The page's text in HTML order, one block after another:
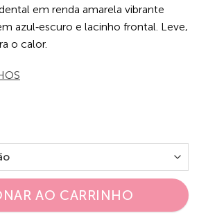
em renda amarela vibrante
azul‑escuro e lacinho frontal. Leve,
o calor.
AO CARRINHO